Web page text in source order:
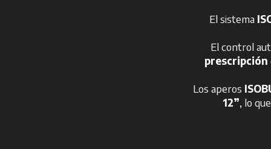
El sistema
El control
prescripción
Los aperos
12”, lo